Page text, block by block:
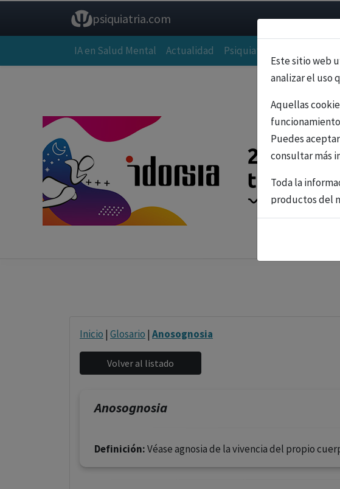
psiquiatria.com
IA en Salud Mental Actualidad Psiquiatría
Este sitio web
analizar el uso
Aquellas
Puedes
consultar más
Toda la
productos del
profesionales
prescribir o
profesional.
Inicio | Glosario | Anosognosia
Anosognosia
Definición:Véase agnosia de la vivencia del propio